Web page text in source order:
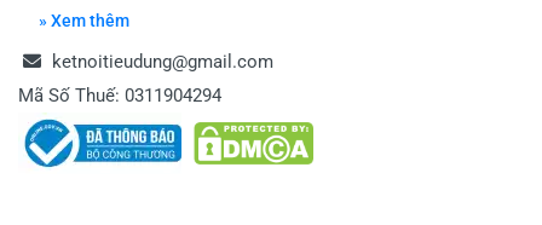
» Xem thêm
ketnoitieudung@gmail.com
Mã Số Thuế: 0311904294